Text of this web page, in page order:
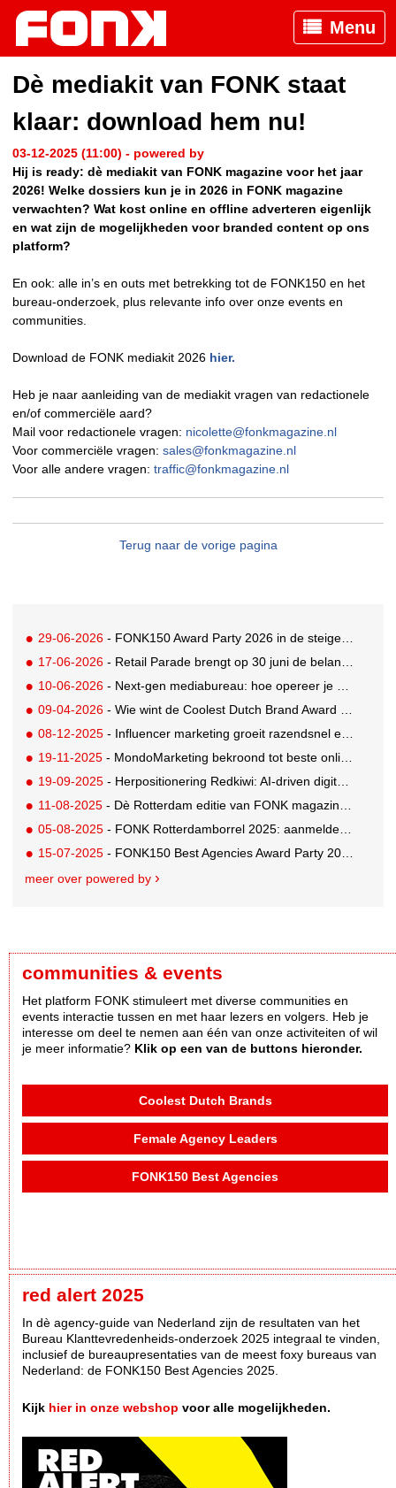
Menu
Dè mediakit van FONK staat
klaar: download hem nu!
03-12-2025 (11:00) - powered by
Hij is ready: dè mediakit van FONK magazine voor het jaar
2026! Welke dossiers kun je in 2026 in FONK magazine
verwachten? Wat kost online en offline adverteren eigenlijk
en wat zijn de mogelijkheden voor branded content op ons
platform?
En ook: alle in’s en outs met betrekking tot de FONK150 en het
bureau-onderzoek, plus relevante info over onze events en
communities.
Download de FONK mediakit 2026 hier.
Heb je naar aanleiding van de mediakit vragen van redactionele
en/of commerciële aard?
Mail voor redactionele vragen: nicolette@fonkmagazine.nl
Voor commerciële vragen: sales@fonkmagazine.nl
Voor alle andere vragen: traffic@fonkmagazine.nl
Terug naar de vorige pagina
29-06-2026 - FONK150 Award Party 2026 in de steigers: early birds profiteren nu!
17-06-2026 - Retail Parade brengt op 30 juni de belangrijkste retailvraagstukken samen
10-06-2026 - Next-gen mediabureau: hoe opereer je met drie mensen als een full-service mediabureau?
09-04-2026 - Wie wint de Coolest Dutch Brand Award 2025? Reserveer nù je ticket voor de finale
08-12-2025 - Influencer marketing groeit razendsnel en zo helpt Social Friendz merken strategisch mee te bewegen
19-11-2025 - MondoMarketing bekroond tot beste online marketing bureau van 2025!
19-09-2025 - Herpositionering Redkiwi: AI-driven digital agency
11-08-2025 - Dè Rotterdam editie van FONK magazine lezen? Bestel 'm nu!
05-08-2025 - FONK Rotterdamborrel 2025: aanmelden kan nu!
15-07-2025 - FONK150 Best Agencies Award Party 2025: early birds profiteren nu!
meer over powered by
communities & events
Het platform FONK stimuleert met diverse communities en
events interactie tussen en met haar lezers en volgers. Heb je
interesse om deel te nemen aan één van onze activiteiten of wil
je meer informatie? Klik op een van de buttons hieronder.
Coolest Dutch Brands
Female Agency Leaders
FONK150 Best Agencies
red alert 2025
In dè agency-guide van Nederland zijn de resultaten van het
Bureau Klanttevredenheids-onderzoek 2025 integraal te vinden,
inclusief de bureaupresentaties van de meest foxy bureaus van
Nederland: de FONK150 Best Agencies 2025.
Kijk hier in onze webshop voor alle mogelijkheden.